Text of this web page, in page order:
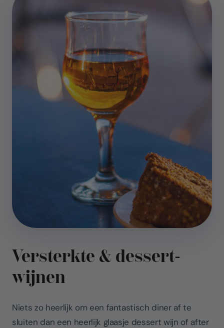
Versterkte & dessert­
wijnen
Niets zo heerlijk om een fantastisch diner af te
sluiten dan een heerlijk glaasje dessert wijn of after